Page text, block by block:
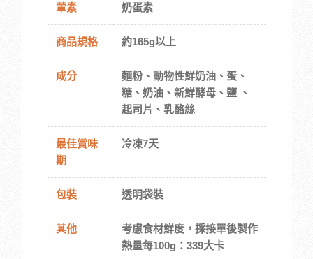
葷素 奶蛋素
商品規格 約165g以上
成分
麵粉、動物性鮮奶油、蛋、
糖、奶油、新鮮酵母、鹽 、
起司片、乳酪絲
最佳賞味
期
冷凍7天
包裝 透明袋裝
其他
考慮食材鮮度，採接單後製作
熱量每100g：339大卡